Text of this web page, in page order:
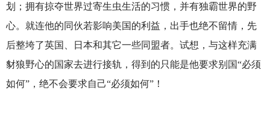
划；拥有掠夺世界过寄生虫生活的习惯，并有独霸世界的野
心。就连他的同伙若影响美国的利益，出手也绝不留情，先
后整垮了英国、日本和其它一些同盟者。试想，与这样充满
豺狼野心的国家去进行接轨，得到的只能是他要求别国“必须
如何”，绝不会要求自己“必须如何”！